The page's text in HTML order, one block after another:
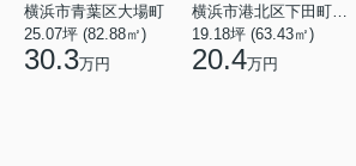
横浜市青葉区大場町
25.07坪 (82.88㎡)
30.3万円
19.18坪 (63.43㎡)
20.4万円